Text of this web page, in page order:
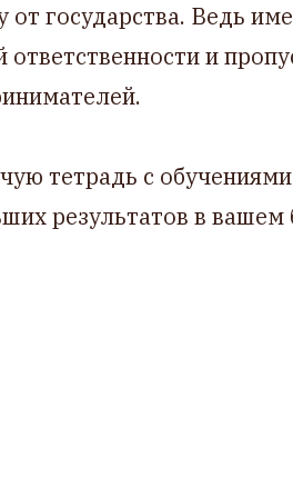
государства. Ведь
ответственности и
тетрадь с
результатов в вашем